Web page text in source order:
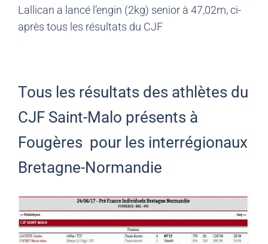
Lallican a lancé l’engin (2kg) senior à 47,02m, ci-
après tous les résultats du CJF
Tous les résultats des athlètes du
CJF Saint-Malo présents à
Fougères pour les interrégionaux
Bretagne-Normandie